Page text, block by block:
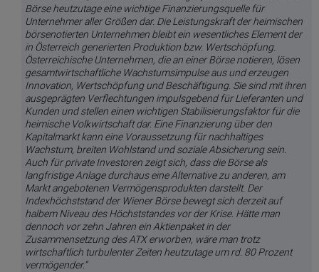
Börse heutzutage eine wichtige Finanzierungsquelle für
Unternehmer aller Größen dar. Die Leistungskraft der heimischen
börsenotierten Unternehmen bleibt ein wesentliches Element der
in Österreich generierten Produktion bzw. Wertschöpfung.
Österreichische Unternehmen, die an einer Börse notieren, lösen
gesamtwirtschaftliche Wachstumsimpulse aus und erzeugen
Innovation, Wertschöpfung und Beschäftigung. Sie sind mit ihren
ausgeprägten Verflechtungen impulsgebend für Lieferanten und
Kunden und stellen einen wichtigen Stabilisierungsfaktor für die
heimische Volkwirtschaft dar. Eine Finanzierung über den
Kapitalmarkt kann eine Voraussetzung für nachhaltiges
Wachstum, breiten Wohlstand und soziale Absicherung sein.
Auch für private Investoren zeigt sich, dass die Börse als
langfristige Anlage durchaus eine Alternative zu anderen, am
Markt angebotenen Vermögensprodukten darstellt. Der
Indexhöchststand der Wiener Börse bewegt sich derzeit auf
halbem Niveau des Höchststandes vor der Krise. Hätte man
dennoch vor zehn Jahren ein Aktienpaket in der
Zusammensetzung des ATX erworben, wäre man trotz
wirtschaftlich turbulenter Zeiten heutzutage um rd. 80 Prozent
vermögender.“